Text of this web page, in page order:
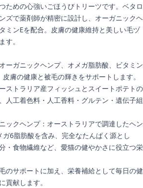
ための心強いごほうびトリーツです。ベタロ
ズで薬剤師が精密に設計し、オーガニックヘ
ミンEを配合。皮膚の健康維持と美しい毛ヅ
す。
ーガニックヘンプ、オメガ脂肪酸、ビタミン
膚の健康と被毛の輝きをサポートします。
ストラリア産フィッシュとスイートポテトの
人工着色料・人工香料・グルテン・遺伝子組
ックヘンプ：オーストラリアで調達したヘン
6脂肪酸を含み、完全なたんぱく源とし
・食物繊維など、愛猫の健やかさに役立つ栄
のサポートに加え、栄養補給として毎日の健
貢献します。